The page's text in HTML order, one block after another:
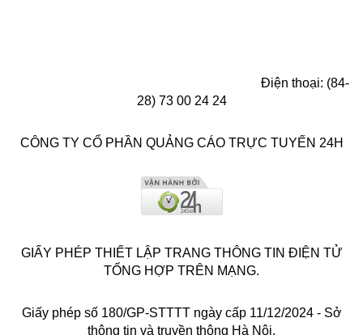
Điện thoại: (84-
28) 73 00 24 24
CÔNG TY CỔ PHẦN QUẢNG CÁO TRỰC TUYẾN 24H
GIẤY PHÉP THIẾT LẬP TRANG THÔNG TIN ĐIỆN TỬ
TỔNG HỢP TRÊN MẠNG.
Giấy phép số 180/GP-STTTT ngày cấp 11/12/2024 - Sở
thông tin và truyền thông Hà Nội.